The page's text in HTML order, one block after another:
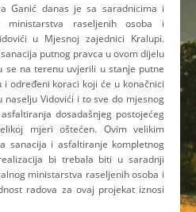
Ganić danas je sa saradnicima i
ministarstva raseljenih osoba i
u Mjesnoj zajednici Kralupi.
putnog pravca u ovom dijelu
se na terenu uvjerili u stanje putne
određeni koraci koji će u konačnici
Vidovići i to sve do mjesnog
dosadašnjeg postojećeg
mjeri oštećen. Ovim velikim
sanacija i asfaltiranje kompletnog
bi trebala biti u saradnji
ministarstva raseljenih osoba i
radova za ovaj projekat iznosi